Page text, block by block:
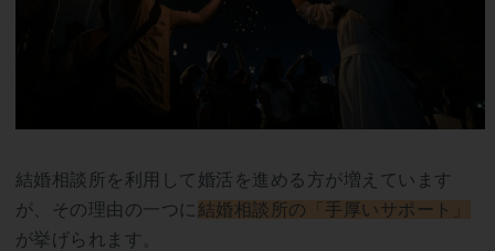
結婚相談所を利用して婚活を進める方が増えています
が、その理由の一つに 結婚相談所の「手厚いサポート」
が挙げられます。